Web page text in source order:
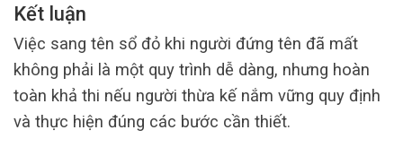
Kết luận
Việc sang tên sổ đỏ khi người đứng tên đã mất
không phải là một quy trình dễ dàng, nhưng hoàn
toàn khả thi nếu người thừa kế nắm vững quy định
và thực hiện đúng các bước cần thiết.